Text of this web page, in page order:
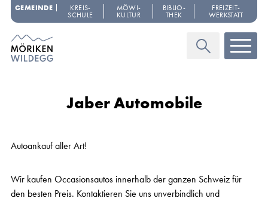
Navigieren in Möriken-Wildegg
Schnellnavigation
GEMEINDE KREIS­
SCHULE
MÖWI­
KULTUR
BIBLIO­
THEK
FREIZEIT­
WERKSTATT
Suche
Jaber Automobile
Autoankauf aller Art!
Wir kaufen Occasionsautos innerhalb der ganzen Schweiz für
den besten Preis. Kontaktieren Sie uns unverbindlich und